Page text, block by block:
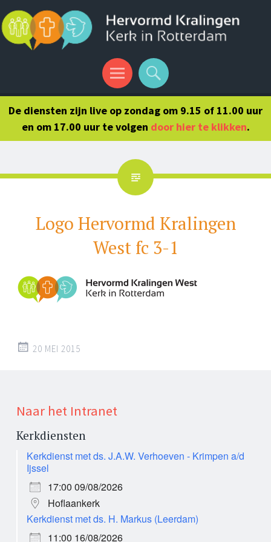
Menu
Search
De diensten zijn live op zondag om 9.15 of 11.00 uur
en om 17.00 uur te volgen door hier te klikken.
Logo Hervormd Kralingen
West fc 3-1
20 MEI 2015
Naar het Intranet
Kerkdiensten
Kerkdienst met ds. J.A.W. Verhoeven - Krimpen a/d
Ijssel
17:00 09/08/2026
Hoflaankerk
Kerkdienst met ds. H. Markus (Leerdam)
11:00 16/08/2026